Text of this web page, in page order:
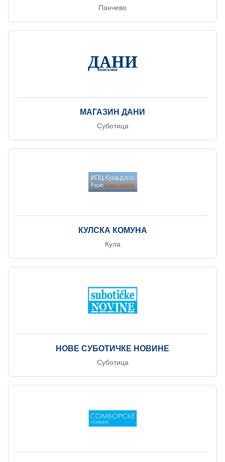
Панчево
МАГАЗИН ДАНИ
Суботица
КУЛСКА КОМУНА
Кула
НОВЕ СУБОТИЧКЕ НОВИНЕ
Суботица